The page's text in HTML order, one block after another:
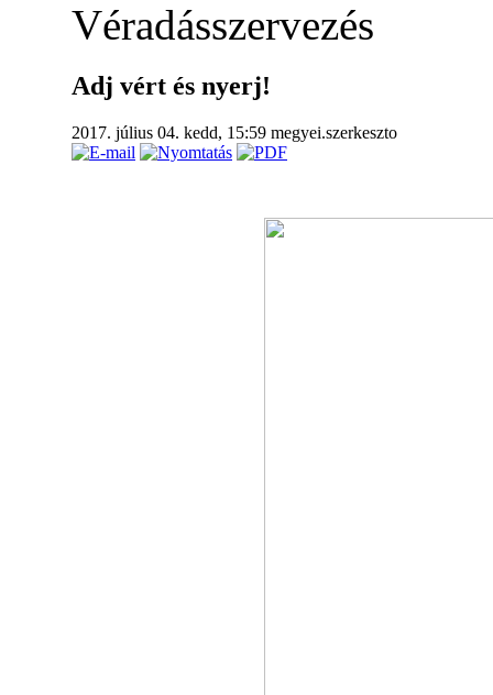
Véradásszervezés
Adj vért és nyerj!
2017. július 04. kedd, 15:59 megyei.szerkeszto